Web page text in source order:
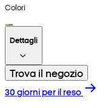
Colori
Dettagli
Trova il negozio
30 giorni per il reso